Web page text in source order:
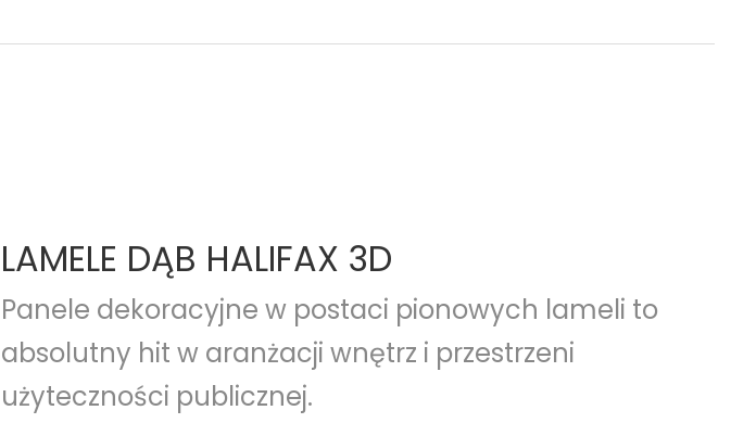
LAMELE DĄB HALIFAX 3D
Panele dekoracyjne w postaci pionowych lameli to
absolutny hit w aranżacji wnętrz i przestrzeni
użyteczności publicznej.